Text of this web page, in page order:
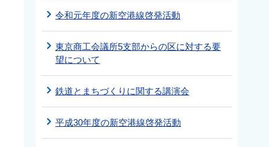
令和元年度の新空港線啓発活動
東京商工会議所5支部からの区に対する要
望について
鉄道とまちづくりに関する講演会
平成30年度の新空港線啓発活動